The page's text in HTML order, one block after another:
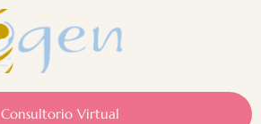
Consultorio Virtual